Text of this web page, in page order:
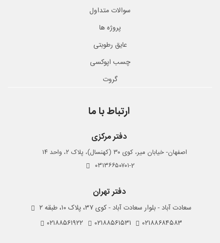
سوالات متداول
پروژه ها
عایق رطوبتی
چسب اپوکسی
گروت
ارتباط با ما
دفتر مرکزی
اصفهان- خیابان میر، کوی ۳۰ (کهنسال)، پلاک ۲، واحد ۱۴
۰۳۱۳۶۶۵۰۷۰۱-2
دفتر تهران
سعادت آباد - بلوار سعادت آباد - کوی ۳۷، پلاک ۱۰، طبقه ۲
۰۲۱۸۸۵۶۱۹۲۲
۰۲۱۸۸۵۶۱۵۳۱ ۰۲۱۸۸۶۸۴۵۸۳